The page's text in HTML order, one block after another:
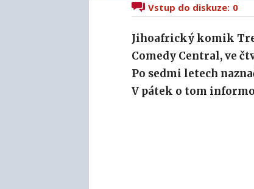
Vstup do diskuze: 0
Jihoafrický komik
Comedy Central, ve
Po sedmi letech
V pátek o tom